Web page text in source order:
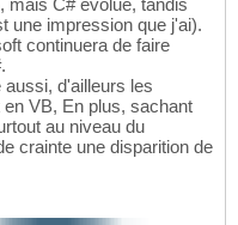
mais C# évolue, tandis
une impression que j'ai).
continuera de faire
d'ailleurs les
VB, En plus, sachant
au niveau du
crainte une disparition de